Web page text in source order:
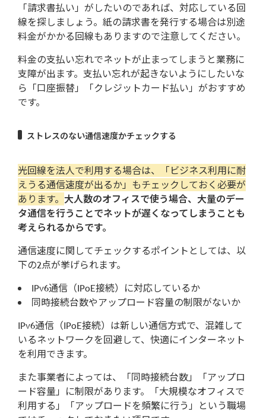
「請求書払い」がしたいのであれば、対応している回
線を探しましょう。紙の請求書を発行する場合は別途
料金がかかる回線もありますので注意してください。
料金の支払い忘れでネットが止まってしまうと業務に
支障が出ます。支払い忘れが起きないようにしたいな
ら「口座振替」「クレジットカード払い」がおすすめ
です。
ストレスのない通信速度かチェックする
光回線を法人で利用する場合は、「ビジネス利用に耐
えうる通信速度が出るか」もチェックしておく必要が
あります。 大人数のオフィスで使う場合、大量のデー
タ通信を行うことでネットが遅くなってしまうことも
考えられるからです。
通信速度に関してチェックするポイントとしては、以
下の2点が挙げられます。
IPv6通信（IPoE接続）に対応しているか
同時接続台数やアップロード容量の制限がないか
IPv6通信（IPoE接続）は新しい通信方式で、混雑して
いるネットワークを回避して、快適にインターネット
を利用できます。
また事業者によっては、「同時接続台数」「アップロ
ード容量」に制限があります。「大規模なオフィスで
利用する」「アップロードを頻繁に行う」という職場